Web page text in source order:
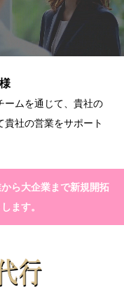
ームを通じて、貴社の
社の営業をサポート
ら大企業まで新規開拓
ます。